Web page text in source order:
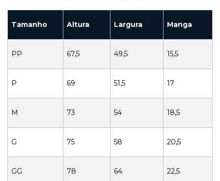
Tamanho Altura Largura Manga
PP 67,5 49,5 15,5
P 69 51,5 17
M 73 54 18,5
G 75 58 20,5
GG 78 64 22,5